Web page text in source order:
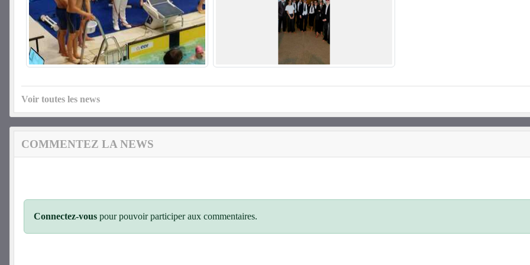
Voir toutes les news
COMMENTEZ LA NEWS
Connectez-vous pour pouvoir participer aux commentaires.